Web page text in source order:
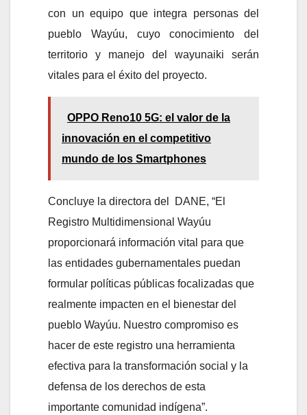
con un equipo que integra personas del
pueblo Wayúu, cuyo conocimiento del
territorio y manejo del wayunaiki serán
vitales para el éxito del proyecto.
OPPO Reno10 5G: el valor de la
innovación en el competitivo
mundo de los Smartphones
Concluye la directora del DANE, “El
Registro Multidimensional Wayúu
proporcionará información vital para que
las entidades gubernamentales puedan
formular políticas públicas focalizadas que
realmente impacten en el bienestar del
pueblo Wayúu. Nuestro compromiso es
hacer de este registro una herramienta
efectiva para la transformación social y la
defensa de los derechos de esta
importante comunidad indígena”.